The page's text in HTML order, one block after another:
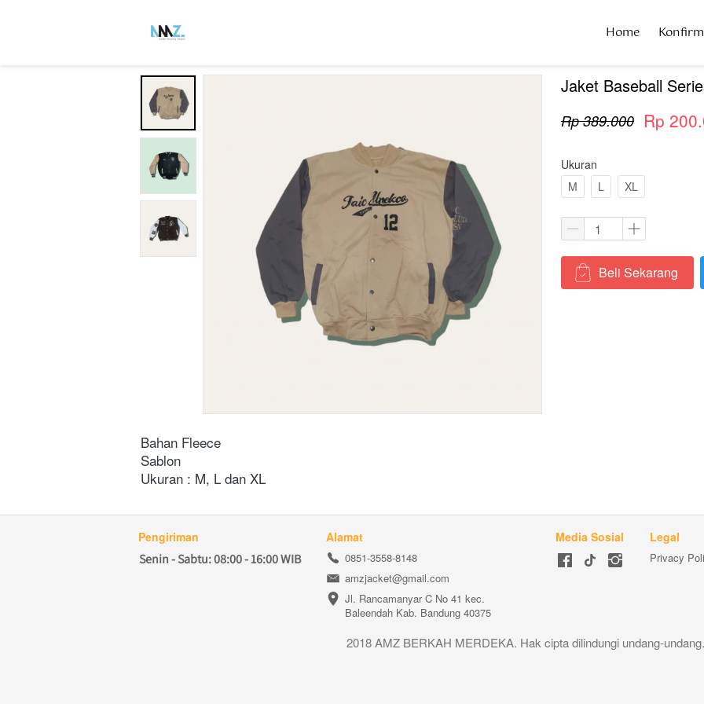
Home
Home
Jaket Baseball
Rp 389.000 Rp
Ukuran
M
L XL
` Beli Sekarang
Bahan Fleece
Sablon
Ukuran : M, L dan XL
Pengiriman
Senin - Sabtu: 08:00 - 16:00 WIB
Alamat
0851-3558-8148
amzjacket@gmail.com
Jl. Rancamanyar C No 41 kec.
Baleendah Kab. Bandung 40375
Media Sosial Legal
Privacy
2018 AMZ BERKAH MERDEKA. Hak cipta dilindungi undang-